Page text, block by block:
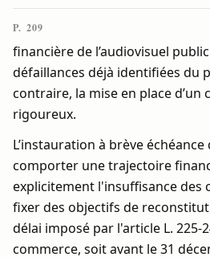
P. 209
financière de l’audiovisuel
défaillances déjà identifiées du
contraire, la mise en place d’un
rigoureux.
L’instauration à brève échéance
comporter une trajectoire
explicitement l'insuffisance des
fixer des objectifs de
délai imposé par l'article L. 225-
commerce, soit avant le 31